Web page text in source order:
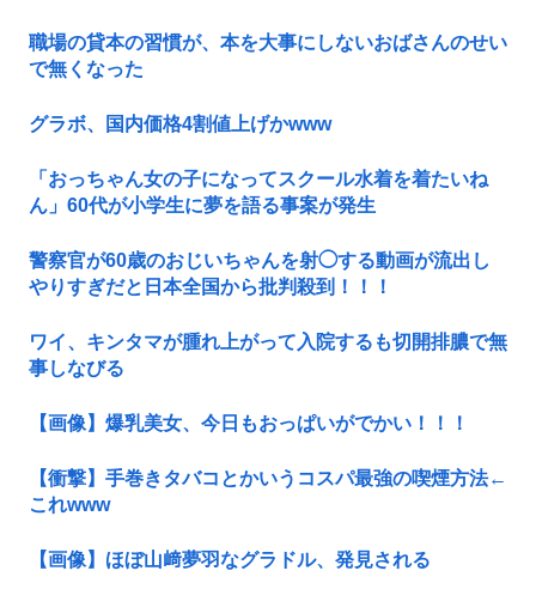
職場の貸本の習慣が、本を大事にしないおばさんのせい
で無くなった
グラボ、国内価格4割値上げかwww
「おっちゃん女の子になってスクール水着を着たいね
ん」60代が小学生に夢を語る事案が発生
警察官が60歳のおじいちゃんを射◯する動画が流出し
やりすぎだと日本全国から批判殺到！！！
ワイ、キンタマが腫れ上がって入院するも切開排膿で無
事しなびる
【画像】爆乳美女、今日もおっぱいがでかい！！！
【衝撃】手巻きタバコとかいうコスパ最強の喫煙方法←
これwww
【画像】ほぼ山﨑夢羽なグラドル、発見される